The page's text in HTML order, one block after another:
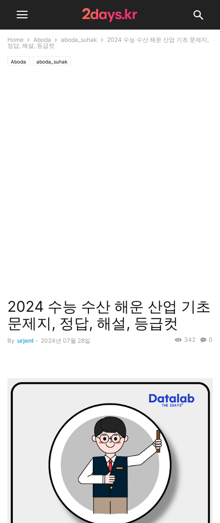
Home Aboda aboda_suhak
2024 수능 수산 해운 산업 기초 문제지,
정답, 해설, 등급컷
Aboda aboda_suhak
2024 수능 수산 해운 산업 기초
문제지, 정답, 해설, 등급컷
By urjent - 2024년 07월 28일 0
342